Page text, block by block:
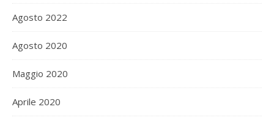
Agosto 2022
Agosto 2020
Maggio 2020
Aprile 2020